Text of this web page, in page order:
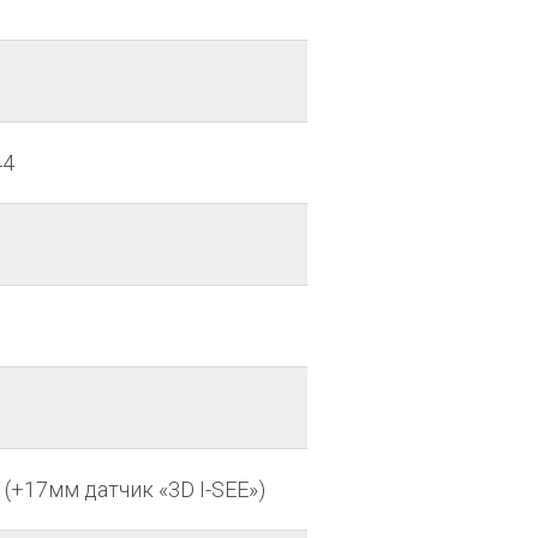
датчик «3D I-SEE»)